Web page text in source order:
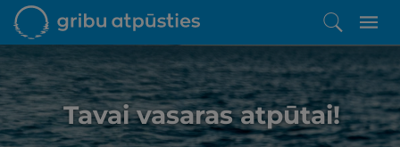
Tavai vasaras atpūtai!